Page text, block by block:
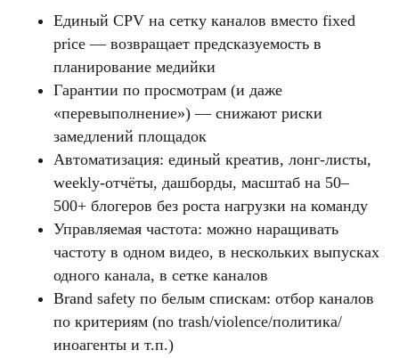
Единый CPV на сетку каналов вместо fixed
price — возвращает предсказуемость в
планирование медийки
Гарантии по просмотрам (и даже
«перевыполнение») — снижают риски
замедлений площадок
Автоматизация: единый креатив, лонг-листы,
weekly-отчёты, дашборды, масштаб на 50–
500+ блогеров без роста нагрузки на команду
Управляемая частота: можно наращивать
частоту в одном видео, в нескольких выпусках
одного канала, в сетке каналов
Brand safety по белым спискам: отбор каналов
по критериям (no trash/violence/политика/
иноагенты и т.п.)